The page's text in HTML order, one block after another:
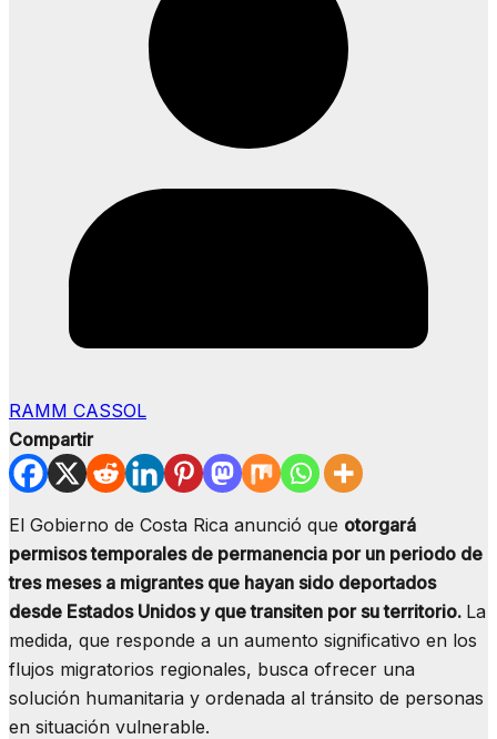
RAMM CASSOL
Compartir
El Gobierno de Costa Rica anunció que otorgará
permisos temporales de permanencia por un periodo de
tres meses a migrantes que hayan sido deportados
desde Estados Unidos y que transiten por su territorio. La
medida, que responde a un aumento significativo en los
flujos migratorios regionales, busca ofrecer una
solución humanitaria y ordenada al tránsito de personas
en situación vulnerable.